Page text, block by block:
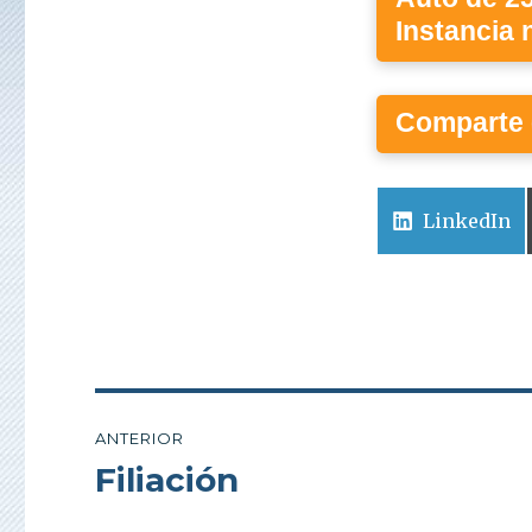
Instancia
Comparte
Compartir
LinkedIn
de
ANTERIOR
Entrada
Filiación